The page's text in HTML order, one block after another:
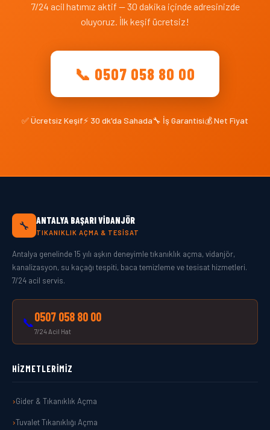
7/24 acil hatımız aktif — 30 dakika içinde adresinizde
oluyoruz. İlk keşif ücretsiz!
📞 0507 058 80 00
✅ Ücretsiz Keşif⚡ 30 dk'da Sahada🔧 İş Garantisi💰 Net Fiyat
🔧 ANTALYA BAŞARI VIDANJÖR
TIKANIKLIK AÇMA & TESISAT
Antalya genelinde 15 yılı aşkın deneyimle tıkanıklık açma, vidanjör,
kanalizasyon, su kaçağı tespiti, baca temizleme ve tesisat hizmetleri.
7/24 acil servis.
📞0507 058 80 00
7/24 Acil Hat
HIZMETLERIMIZ
Gider & Tıkanıklık Açma
Tuvalet Tıkanıklığı Açma